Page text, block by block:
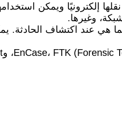
إلكترونيًا ويمكن
وغيرها.
هي عند اكتشاف الحادثة.